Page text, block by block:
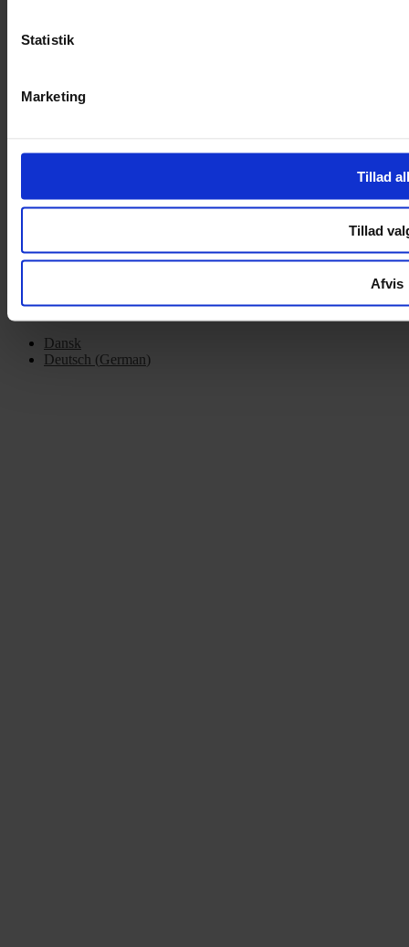
Statistik
Marketing
Tillad
Tillad
Afvis
Om Yarn Every Wear
Mandag – Fredag 10:00 – 17:30
Copyright © 2022.Design & hosting by Webhuset Ballum ApS
Dansk
Deutsch (German)